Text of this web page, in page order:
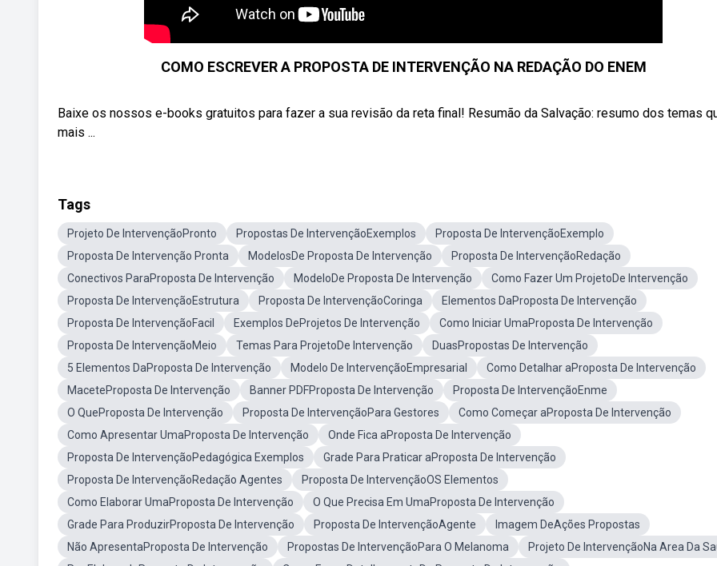
COMO ESCREVER A PROPOSTA DE INTERVENÇÃO NA REDAÇÃO DO ENEM
Baixe os nossos e-books gratuitos para fazer a sua revisão da reta final! Resumão da Salvação: resumo dos temas
mais ...
Tags
Projeto De IntervençãoPronto Propostas De IntervençãoExemplos
Proposta De IntervençãoExemplo
Proposta De Intervenção Pronta
ModelosDe Proposta De Intervenção
Proposta De IntervençãoRedação
Conectivos ParaProposta De Intervenção
ModeloDe Proposta De Intervenção
Como Fazer Um ProjetoDe Intervenção
Proposta De IntervençãoEstrutura
Proposta De IntervençãoCoringa
Elementos DaProposta De Intervenção
Proposta De IntervençãoFacil
Exemplos DeProjetos De Intervenção
Como Iniciar UmaProposta De Intervenção
Proposta De IntervençãoMeio
Temas Para ProjetoDe Intervenção
DuasPropostas De Intervenção
5 Elementos DaProposta De Intervenção
Modelo De IntervençãoEmpresarial
Como Detalhar aProposta De Intervenção
MaceteProposta De Intervenção
Banner PDFProposta De Intervenção
Proposta De IntervençãoEnme
O QueProposta De Intervenção
Proposta De IntervençãoPara Gestores
Como Começar aProposta De Intervenção
Como Apresentar UmaProposta De Intervenção
Onde Fica aProposta De Intervenção
Proposta De IntervençãoPedagógica Exemplos
Grade Para Praticar aProposta De Intervenção
Proposta De IntervençãoRedação Agentes
Proposta De IntervençãoOS Elementos
Como Elaborar UmaProposta De Intervenção
O Que Precisa Em UmaProposta De Intervenção
Grade Para ProduzirProposta De Intervenção
Proposta De IntervençãoAgente
Imagem DeAções Propostas
Não ApresentaProposta De Intervenção
Propostas De IntervençãoPara O Melanoma
Projeto De IntervençãoNa Area Da